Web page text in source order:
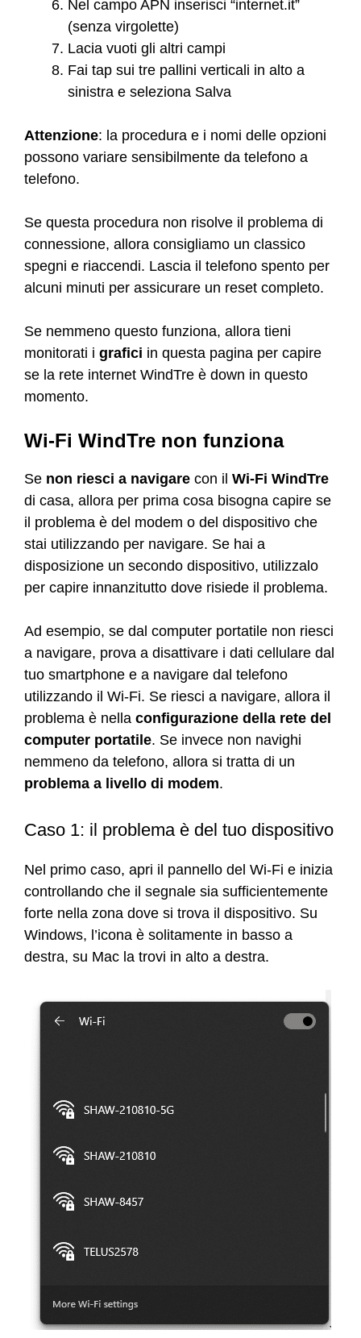
Nel campo APN inserisci “internet.it”
(senza virgolette)
Lacia vuoti gli altri campi
Fai tap sui tre pallini verticali in alto a
sinistra e seleziona Salva
Attenzione: la procedura e i nomi delle opzioni
possono variare sensibilmente da telefono a
telefono.
Se questa procedura non risolve il problema di
connessione, allora consigliamo un classico
spegni e riaccendi. Lascia il telefono spento per
alcuni minuti per assicurare un reset completo.
Se nemmeno questo funziona, allora tieni
monitorati i grafici in questa pagina per capire
se la rete internet WindTre è down in questo
momento.
Wi-Fi WindTre non funziona
Se non riesci a navigare con il Wi-Fi WindTre
di casa, allora per prima cosa bisogna capire se
il problema è del modem o del dispositivo che
stai utilizzando per navigare. Se hai a
disposizione un secondo dispositivo, utilizzalo
per capire innanzitutto dove risiede il problema.
Ad esempio, se dal computer portatile non riesci
a navigare, prova a disattivare i dati cellulare dal
tuo smartphone e a navigare dal telefono
utilizzando il Wi-Fi. Se riesci a navigare, allora il
problema è nella configurazione della rete del
computer portatile. Se invece non navighi
nemmeno da telefono, allora si tratta di un
problema a livello di modem.
Caso 1: il problema è del tuo dispositivo
Nel primo caso, apri il pannello del Wi-Fi e inizia
controllando che il segnale sia sufficientemente
forte nella zona dove si trova il dispositivo. Su
Windows, l’icona è solitamente in basso a
destra, su Mac la trovi in alto a destra.